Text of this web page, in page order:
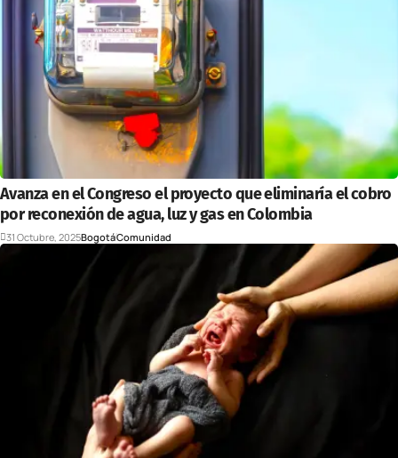
Avanza en el Congreso el proyecto que eliminaría el cobro
por reconexión de agua, luz y gas en Colombia
31 Octubre, 2025BogotáComunidad